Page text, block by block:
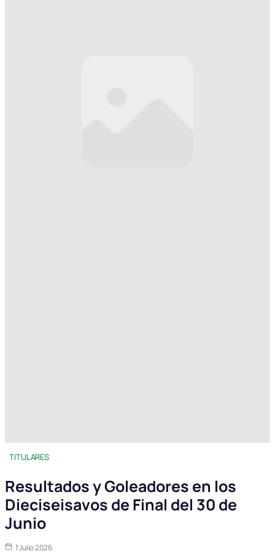
TITULARES
Resultados y Goleadores en los
Dieciseisavos de Final del 30 de
Junio
1 Julio 2026